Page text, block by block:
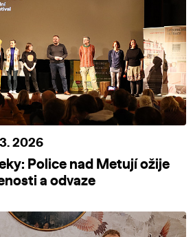
2026
Police nad Metují ožije
a odvaze